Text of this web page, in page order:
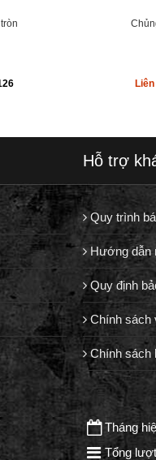
Hỗ trợ
Quy trình
Hướng dẫn
Quy định
Chính sách
Chính sách
Tháng
Tổng